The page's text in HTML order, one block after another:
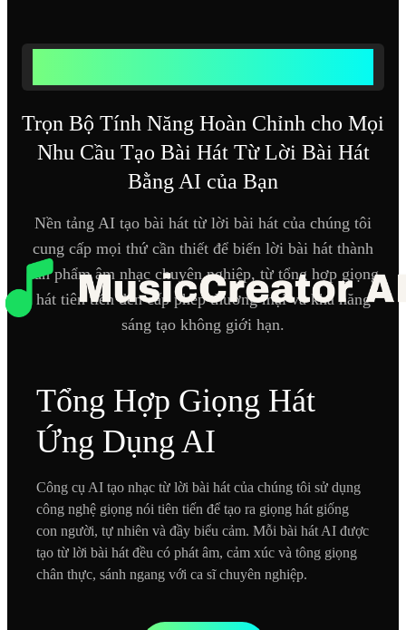
Trọn Bộ Tính Năng Hoàn Chỉnh cho Mọi
Nhu Cầu Tạo Bài Hát Từ Lời Bài Hát
Bằng AI của Bạn
Nền tảng AI tạo bài hát từ lời bài hát của chúng tôi
cung cấp mọi thứ cần thiết để biến lời bài hát thành
sản phẩm âm nhạc chuyên nghiệp, từ tổng hợp giọng
hát tiên tiến đến cấp phép thương mại và khả năng
sáng tạo không giới hạn.
Tổng Hợp Giọng Hát
Ứng Dụng AI
Công cụ AI tạo nhạc từ lời bài hát của chúng tôi sử dụng
công nghệ giọng nói tiên tiến để tạo ra giọng hát giống
con người, tự nhiên và đầy biểu cảm. Mỗi bài hát AI được
tạo từ lời bài hát đều có phát âm, cảm xúc và tông giọng
chân thực, sánh ngang với ca sĩ chuyên nghiệp.